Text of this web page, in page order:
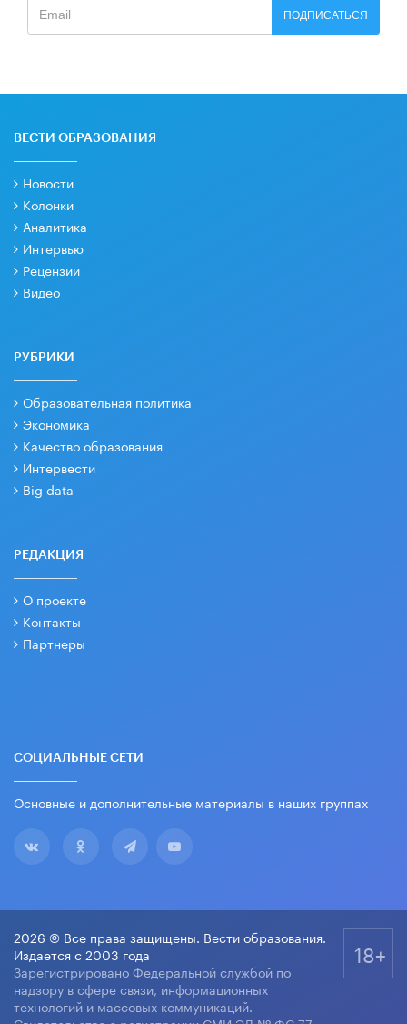
ПОДПИСАТЬСЯ
ВЕСТИ ОБРАЗОВАНИЯ
Новости
Колонки
Аналитика
Интервью
Рецензии
Видео
РУБРИКИ
Образовательная политика
Экономика
Качество образования
Интервести
Big data
РЕДАКЦИЯ
О проекте
Контакты
Партнеры
СОЦИАЛЬНЫЕ СЕТИ
Основные и дополнительные материалы в наших группах
2026 © Все права защищены. Вести образования.
Издается с 2003 года
Зарегистрировано Федеральной службой по
надзору в сфере связи, информационных
технологий и массовых коммуникаций.
18+